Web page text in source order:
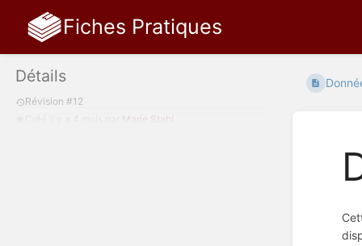
Fiches Pratiques
Détails
Révision #12
Marie Stahl